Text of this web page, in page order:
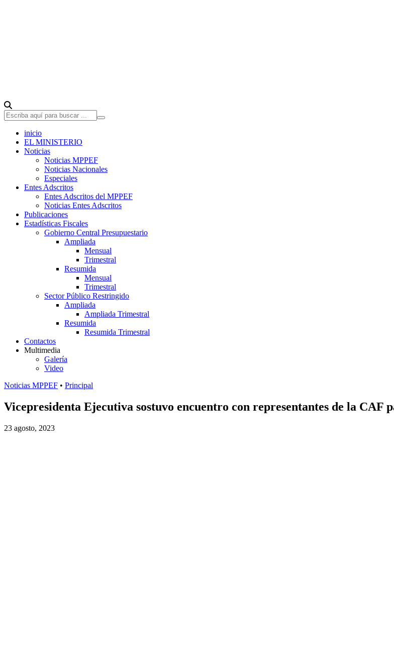
inicio
EL MINISTERIO
Noticias
Noticias MPPEF
Noticias Nacionales
Especiales
Entes Adscritos
Entes Adscritos del MPPEF
Noticias Entes Adscritos
Publicaciones
Estadísticas Fiscales
Gobierno Central Presupuestario
Ampliada
Mensual
Trimestral
Resumida
Mensual
Trimestral
Sector Público Restringido
Ampliada
Ampliada Trimestral
Resumida
Resumida Trimestral
Contactos
Multimedia
Galería
Video
Noticias MPPEF • Principal
Vicepresidenta Ejecutiva sostuvo encuentro con representantes de la CAF
23 agosto, 2023